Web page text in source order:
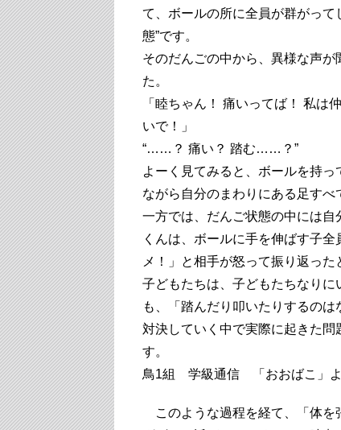
て、ボールの所に全員が群がって
態”です。
そのだんごの中から、異様な声が
た。
「睦ちゃん！ 痛いってば！ 私は
いで！」
“……？ 痛い？ 踏む……？”
よーく見てみると、ボールを持
ながら自分のまわりにある足すべ
一方では、だんご状態の中には自
くんは、ボールに手を伸ばす子
メ！」と相手が怒って振り返っ
子どもたちは、子どもたちなり
も、「踏んだり叩いたりするのは
対決していく中で実際に起きた問
す。
鳥1組 学級通信 「おおばこ」よ
このような過程を経て、「体を